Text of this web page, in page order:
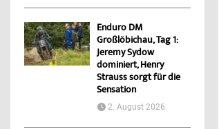
Enduro DM
Großlöbichau, Tag 1:
Jeremy Sydow
dominiert, Henry
Strauss sorgt für die
Sensation
2. August 2026